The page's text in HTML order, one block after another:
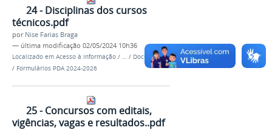
24 - Disciplinas dos cursos
técnicos.pdf
por Nise Farias Braga
— última modificação 02/05/2024 10h36
Localizado em Acesso à Informação / … / Documentos
/ Formulários PDA 2024-2026
25 - Concursos com editais,
vigências, vagas e resultados..pdf